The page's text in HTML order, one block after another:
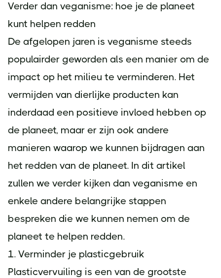
Verder dan veganisme: hoe je de planeet
kunt helpen redden
De afgelopen jaren is veganisme steeds
populairder geworden als een manier om de
impact op het milieu te verminderen. Het
vermijden van dierlijke producten kan
inderdaad een positieve invloed hebben op
de planeet, maar er zijn ook andere
manieren waarop we kunnen bijdragen aan
het redden van de planeet. In dit artikel
zullen we verder kijken dan veganisme en
enkele andere belangrijke stappen
bespreken die we kunnen nemen om de
planeet te helpen redden.
1. Verminder je plasticgebruik
Plasticvervuiling is een van de grootste